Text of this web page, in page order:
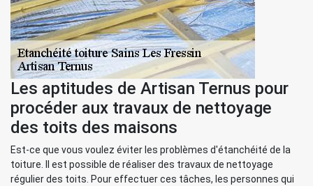
Les aptitudes de Artisan Ternus pour
procéder aux travaux de nettoyage
des toits des maisons
Est-ce que vous voulez éviter les problèmes d'étanchéité de la
toiture. Il est possible de réaliser des travaux de nettoyage
régulier des toits. Pour effectuer ces tâches, les personnes qui